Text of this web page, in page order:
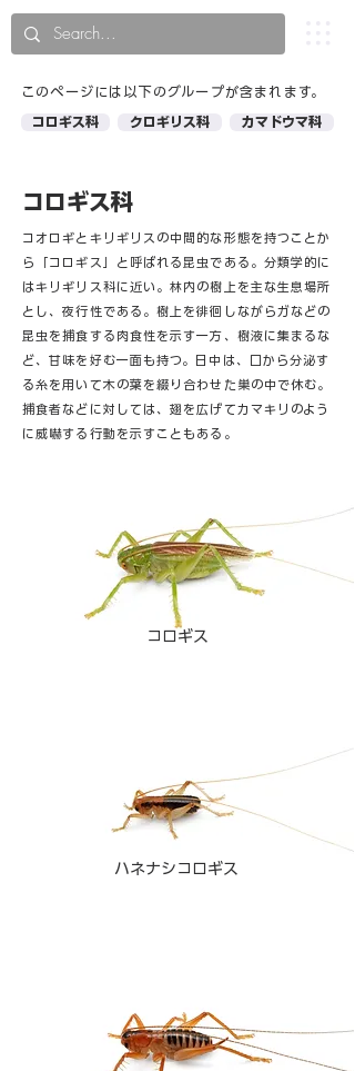
​このページには以下のグループが含まれます。
コロギス科 クロギリス科 カマドウマ科
コロギス科
コオロギとキリギリスの中間的な形態を持つことか
ら「コロギス」と呼ばれる昆虫である。分類学的に
はキリギリス科に近い。林内の樹上を主な生息場所
とし、夜行性である。樹上を徘徊しながらガなどの
昆虫を捕食する肉食性を示す一方、樹液に集まるな
ど、甘味を好む一面も持つ。日中は、口から分泌す
る糸を用いて木の葉を綴り合わせた巣の中で休む。
捕食者などに対しては、翅を広げてカマキリのよう
に威嚇する行動を示すこともある。
コロギス
ハネナシコロギス